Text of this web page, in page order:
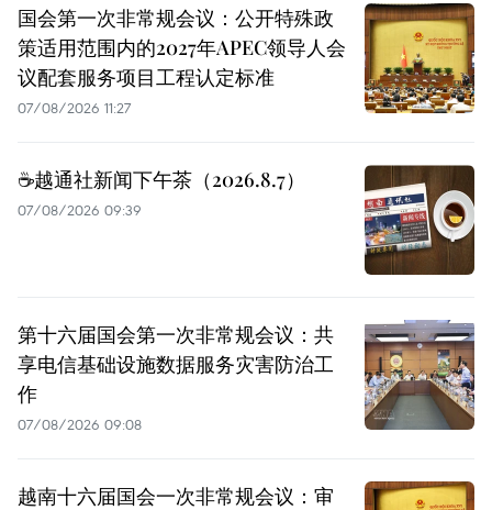
国会第一次非常规会议：公开特殊政
策适用范围内的2027年APEC领导人会
议配套服务项目工程认定标准
07/08/2026 11:27
☕️越通社新闻下午茶（2026.8.7）
07/08/2026 09:39
第十六届国会第一次非常规会议：共
享电信基础设施数据服务灾害防治工
作
07/08/2026 09:08
越南十六届国会一次非常规会议：审